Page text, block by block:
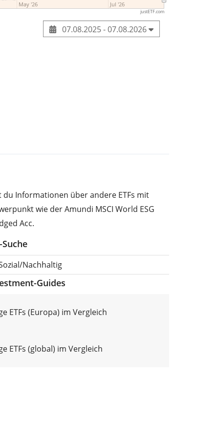
May '26 Jul '26
justETF.com
07.08.2025 - 07.08.2026
Informationen über andere ETFs mit
wie der Amundi MSCI World ESG
Acc.
Nachhaltig
Guides
ETFs (Europa) im Vergleich
ETFs (global) im Vergleich